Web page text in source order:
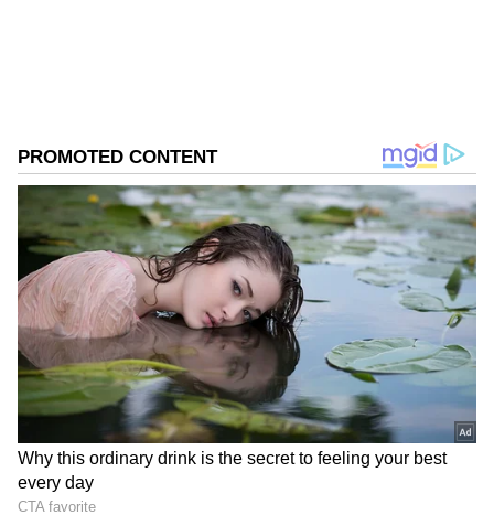
Related Articles
Optical Illusion Test: ಲೈಫ್‌ಲ್ಲಿ ಯಾವುದರ ಬಗ್ಗೆ
ನಿಮ್ಗೆ ಅತೀ ಹೆಚ್ಚು ಭಯ, ಫೋಟೋ ನೋಡಿ ತಿಳ್ಕೊಳ್ಳಿ
Optical IllusionTest: ಫೋಟೋ ನೋಡಿ ನೀವು
ಫ್ಲೆಂಡ್ಲೀನಾ, ಫ್ಲರ್ಟ್ ಮಾಡೋ ಸ್ವಭಾವದವರಾ..ತಿಳ್ಕೊಳ್ಳಿ
DOWNLOAD APP